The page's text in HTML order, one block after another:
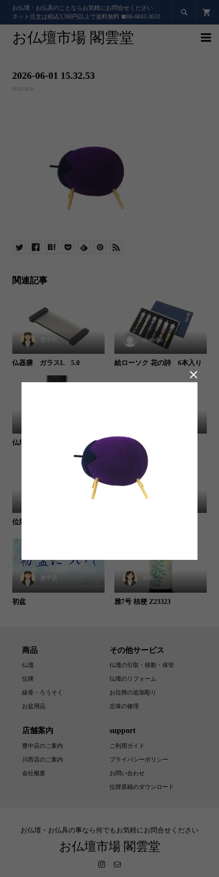
お仏壇・お仏具のことならお気軽にお問合せください
ネット注文は税込3,300円以上で送料無料 ☎06-6843-3633

お仏壇市場 閣雲堂 
2026-06-01 15.32.53
2026.06.01
関連記事
豊中店
仏器膳 ガラスL 5.0
itkanribu
絵ローソク 花の詩 6本入り
仏壇クリーナー 缶タイプ 花想和 小花 ZSOU5
位牌 葵角切 金粉
itkanribu
豊中店
初盆
本部
雅7号 桔梗 Z23323
商品
仏壇
位牌
線香・ろうそく
お盆用品
その他サービス
仏壇の引取・移動・保管
仏壇のリフォーム
お位牌の追加彫り
念珠の修理
店舗案内
豊中店のご案内
川西店のご案内
会社概要
support
ご利用ガイド
プライバシーポリシー
お問い合わせ
位牌原稿のダウンロード
お仏壇・お仏具の事なら何でもお気軽にお問合せください
お仏壇市場 閣雲堂
